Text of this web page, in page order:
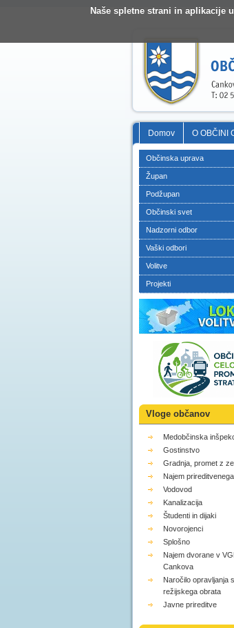
Naše spletne strani in aplikacije
Domov O OBČINI
Občinska uprava
Župan
Podžupan
Občinski svet
Nadzorni odbor
Vaški odbori
Volitve
Projekti
Vloge občanov
Medobčinska
Gostinstvo
Gradnja, promet z
Najem
Vodovod
Kanalizacija
Študenti in dijaki
Novorojenci
Splošno
Najem dvorane v
Cankova
Naročilo opravljanja
režijskega obrata
Javne prireditve